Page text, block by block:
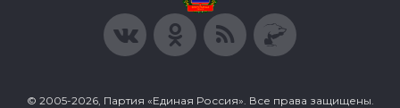
© 2005-2026, Партия «Единая Россия». Все права защищены.